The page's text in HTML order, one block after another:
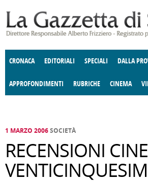
CRONACA EDITORIALI SPECIALI DALLA
APPROFONDIMENTI
E SPETTACOLI POLITICA
RUBRICHE
DELLE IDEE FATTI DELLO SPIRITO
CINEMA
1 MARZO 2006SOCIETÀ
RECENSIONI